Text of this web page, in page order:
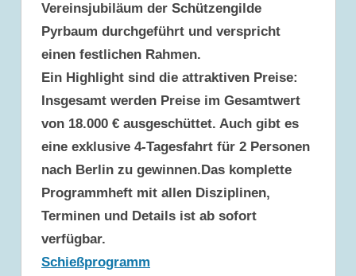
Vereinsjubiläum der Schützengilde
Pyrbaum durchgeführt und verspricht
einen festlichen Rahmen.
Ein Highlight sind die attraktiven Preise:
Insgesamt werden Preise im Gesamtwert
von 18.000 € ausgeschüttet. Auch gibt es
eine exklusive 4-Tagesfahrt für 2 Personen
nach Berlin zu gewinnen.Das komplette
Programmheft mit allen Disziplinen,
Terminen und Details ist ab sofort
verfügbar.
Schießprogramm